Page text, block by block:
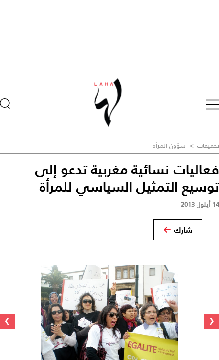
تحقيقات > شؤون المرأة
فعاليات نسائية مغربية تدعو إلى
توسيع التمثيل السياسي للمرأة
14 أيلول 2013
شارك
‹
›